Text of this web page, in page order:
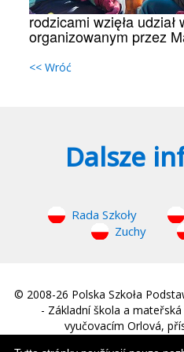
rodzicami wzięła
organizowanym przez
<< Wróć
Dalsze
Rada Szkoły
Zuchy
© 2008-26 Polska Szkoła
- Základní škola a
vyučovacím Orlová,